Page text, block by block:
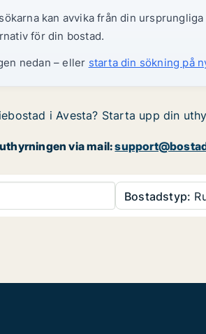
kan avvika från din
för din bostad.
nedan – eller starta din sökning på
i Avesta? Starta upp din
via mail:
Bostadstyp: